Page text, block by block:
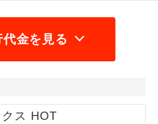
金を見る
クス HOT
も便利です。